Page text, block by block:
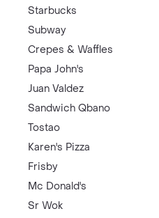
Starbucks
Subway
Crepes & Waffles
Papa John's
Juan Valdez
Sandwich Qbano
Tostao
Karen's Pizza
Frisby
Mc Donald's
Sr Wok